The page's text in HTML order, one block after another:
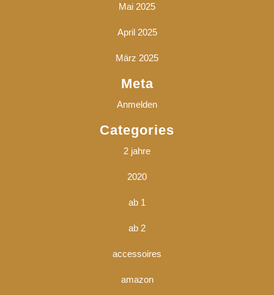
Mai 2025
April 2025
März 2025
Meta
Anmelden
Categories
2 jahre
2020
ab 1
ab 2
accessoires
amazon